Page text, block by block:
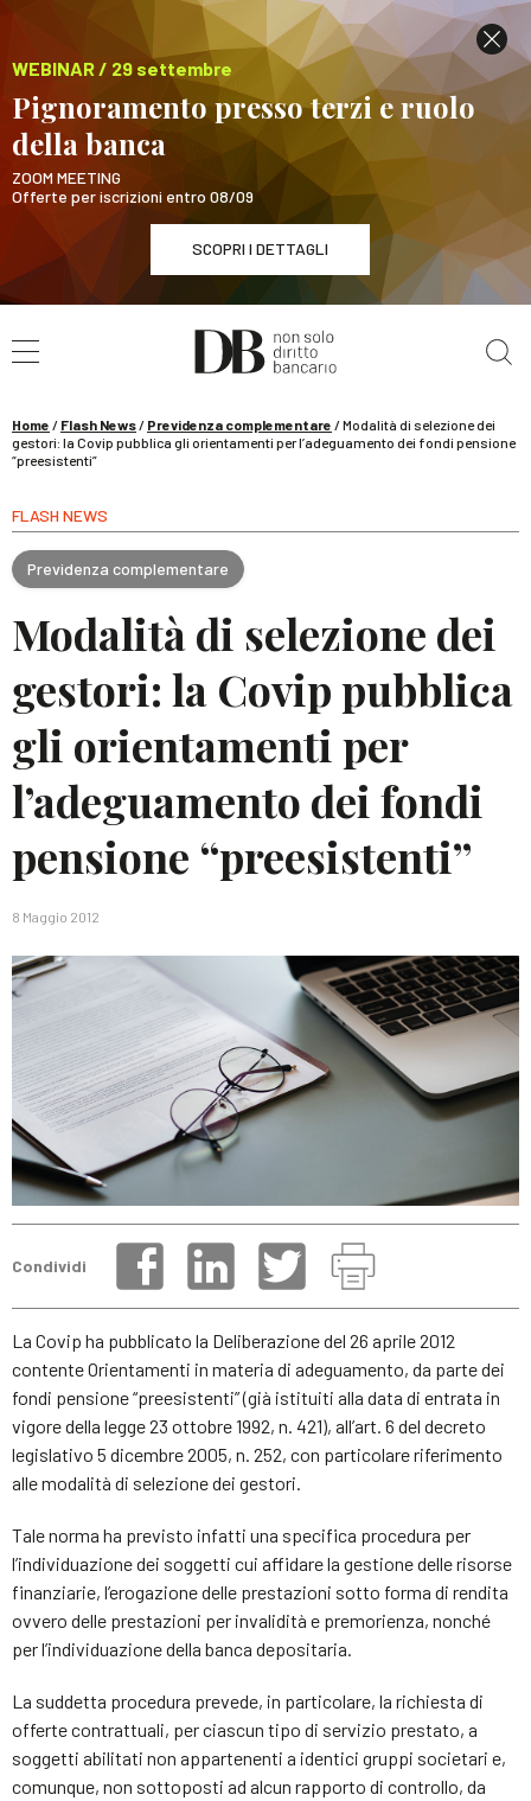
WEBINAR / 29 settembre
Pignoramento presso terzi e ruolo
della banca
ZOOM MEETING
Offerte per iscrizioni entro 08/09
SCOPRI I DETTAGLI
WEBINAR / 29 settembre
Pignoramento presso terzi e ruolo della banca
Home / Flash News/ Previdenza complementare /Modalità di selezione dei
gestori: la Covip pubblica gli orientamenti per l’adeguamento dei fondi pensione
“preesistenti”
FLASH NEWS
Previdenza complementare
Modalità di selezione dei
gestori: la Covip pubblica
gli orientamenti per
l’adeguamento dei fondi
pensione “preesistenti”
8 Maggio 2012
Condividi
La Covip ha pubblicato la Deliberazione del 26 aprile 2012
contente Orientamenti in materia di adeguamento, da parte dei
fondi pensione “preesistenti” (già istituiti alla data di entrata in
vigore della legge 23 ottobre 1992, n. 421), all’art. 6 del decreto
legislativo 5 dicembre 2005, n. 252, con particolare riferimento
alle modalità di selezione dei gestori.
Tale norma ha previsto infatti una specifica procedura per
l’individuazione dei soggetti cui affidare la gestione delle risorse
finanziarie, l’erogazione delle prestazioni sotto forma di rendita
ovvero delle prestazioni per invalidità e premorienza, nonché
per l’individuazione della banca depositaria.
La suddetta procedura prevede, in particolare, la richiesta di
offerte contrattuali, per ciascun tipo di servizio prestato, a
soggetti abilitati non appartenenti a identici gruppi societari e,
comunque, non sottoposti ad alcun rapporto di controllo, da